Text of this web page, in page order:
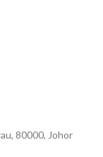
80000, Johor